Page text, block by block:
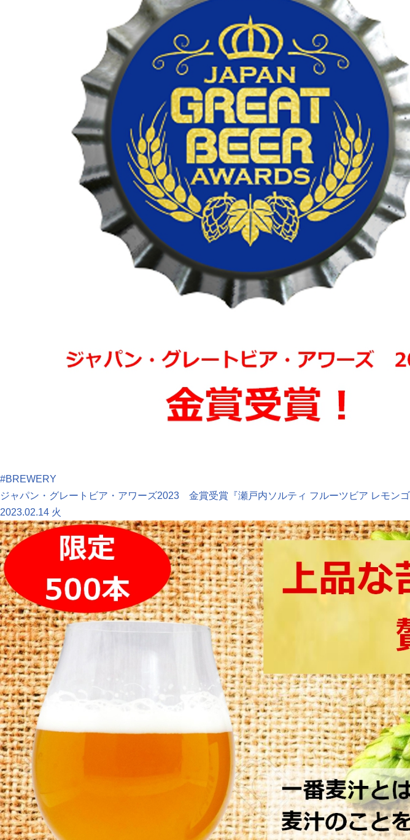
#BREWERY
ジャパン・グレートビア・アワーズ2023 金賞受賞『瀬戸内ソルティ フルーツビア レモン
2023.02.14 火